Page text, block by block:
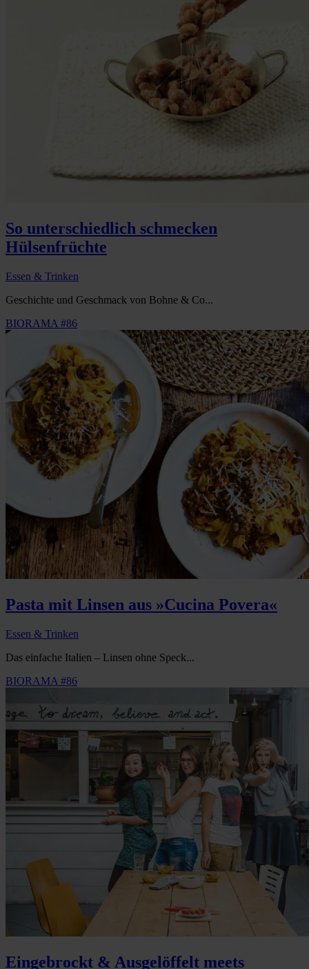
So unterschiedlich schmecken
Hülsenfrüchte
Essen & Trinken
Geschichte und Geschmack von Bohne & Co...
BIORAMA #86
Pasta mit Linsen aus »Cucina Povera«
Essen & Trinken
Das einfache Italien – Linsen ohne Speck...
BIORAMA #86
Eingebrockt & Ausgelöffelt meets